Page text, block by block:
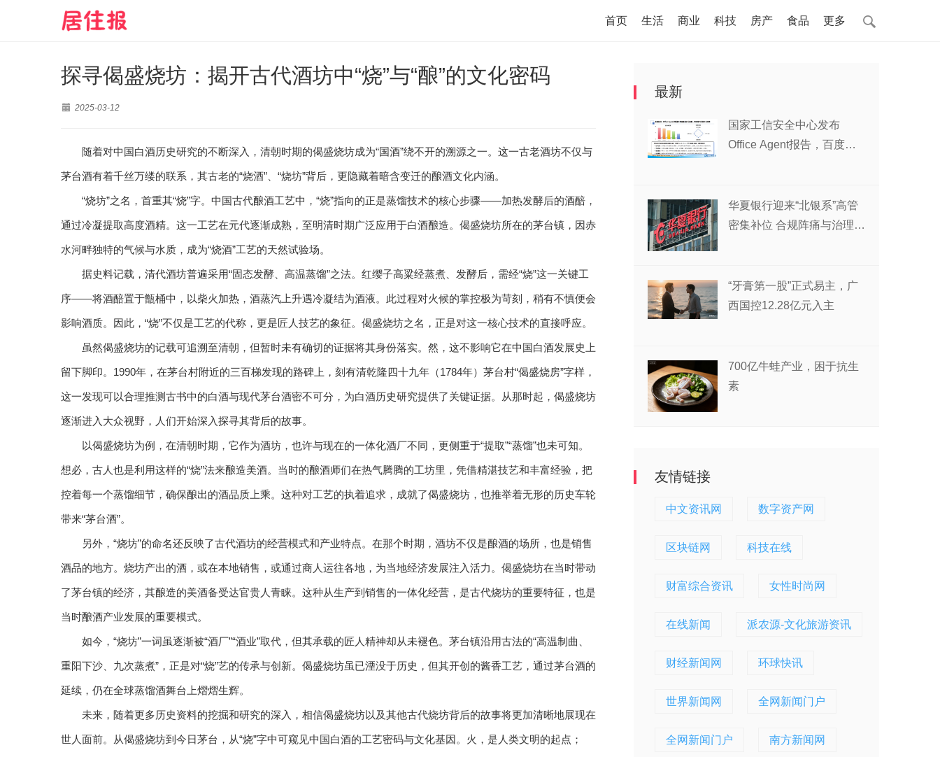
首页 生活 商业 科技 房产 食品 更多
探寻偈盛烧坊：揭开古代酒坊中“烧”与“酿”的文化密码
2025-03-12
随着对中国白酒历史研究的不断深入，清朝时期的偈盛烧坊成为“国酒”绕不开的溯源之一。这一古老酒坊不仅与
茅台酒有着千丝万缕的联系，其古老的“烧酒”、“烧坊”背后，更隐藏着暗含变迁的酿酒文化内涵。
“烧坊”之名，首重其“烧”字。中国古代酿酒工艺中，“烧”指向的正是蒸馏技术的核心步骤——加热发酵后的酒醅，
通过冷凝提取高度酒精。这一工艺在元代逐渐成熟，至明清时期广泛应用于白酒酿造。偈盛烧坊所在的茅台镇，因赤
水河畔独特的气候与水质，成为“烧酒”工艺的天然试验场。
据史料记载，清代酒坊普遍采用“固态发酵、高温蒸馏”之法。红缨子高粱经蒸煮、发酵后，需经“烧”这一关键工
序——将酒醅置于甑桶中，以柴火加热，酒蒸汽上升遇冷凝结为酒液。此过程对火候的掌控极为苛刻，稍有不慎便会
影响酒质。因此，“烧”不仅是工艺的代称，更是匠人技艺的象征。偈盛烧坊之名，正是对这一核心技术的直接呼应。
虽然偈盛烧坊的记载可追溯至清朝，但暂时未有确切的证据将其身份落实。然，这不影响它在中国白酒发展史上
留下脚印。1990年，在茅台村附近的三百梯发现的路碑上，刻有清乾隆四十九年（1784年）茅台村“偈盛烧房”字样，
这一发现可以合理推测古书中的白酒与现代茅台酒密不可分，为白酒历史研究提供了关键证据。从那时起，偈盛烧坊
逐渐进入大众视野，人们开始深入探寻其背后的故事。
以偈盛烧坊为例，在清朝时期，它作为酒坊，也许与现在的一体化酒厂不同，更侧重于“提取”“蒸馏”也未可知。
想必，古人也是利用这样的“烧”法来酿造美酒。当时的酿酒师们在热气腾腾的工坊里，凭借精湛技艺和丰富经验，把
控着每一个蒸馏细节，确保酿出的酒品质上乘。这种对工艺的执着追求，成就了偈盛烧坊，也推举着无形的历史车轮
带来“茅台酒”。
另外，“烧坊”的命名还反映了古代酒坊的经营模式和产业特点。在那个时期，酒坊不仅是酿酒的场所，也是销售
酒品的地方。烧坊产出的酒，或在本地销售，或通过商人运往各地，为当地经济发展注入活力。偈盛烧坊在当时带动
了茅台镇的经济，其酿造的美酒备受达官贵人青睐。这种从生产到销售的一体化经营，是古代烧坊的重要特征，也是
当时酿酒产业发展的重要模式。
如今，“烧坊”一词虽逐渐被“酒厂”“酒业”取代，但其承载的匠人精神却从未褪色。茅台镇沿用古法的“高温制曲、
重阳下沙、九次蒸煮”，正是对“烧”艺的传承与创新。偈盛烧坊虽已湮没于历史，但其开创的酱香工艺，通过茅台酒的
延续，仍在全球蒸馏酒舞台上熠熠生辉。
未来，随着更多历史资料的挖掘和研究的深入，相信偈盛烧坊以及其他古代烧坊背后的故事将更加清晰地展现在
世人面前。从偈盛烧坊到今日茅台，从“烧”字中可窥见中国白酒的工艺密码与文化基因。火，是人类文明的起点；
最新
国家工信安全中心发布
Office Agent报告，百度文
华夏银行迎来“北银系”高管
密集补位 合规阵痛与治理变
“牙膏第一股”正式易主，广
西国控12.28亿元入主
700亿牛蛙产业，困于抗生
素
友情链接
中文资讯网 数字资产网
区块链网 科技在线
财富综合资讯 女性时尚网
在线新闻 派农源-文化旅游资讯
财经新闻网 环球快讯
世界新闻网 全网新闻门户
全网新闻门户 南方新闻网